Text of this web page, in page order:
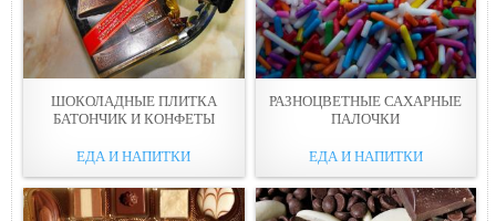
ШОКОЛАДНЫЕ ПЛИТКА
БАТОНЧИК И КОНФЕТЫ
ЕДА И НАПИТКИ
РАЗНОЦВЕТНЫЕ САХАРНЫЕ
ПАЛОЧКИ
ЕДА И НАПИТКИ